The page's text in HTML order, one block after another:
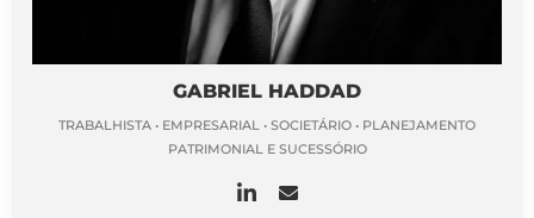
GABRIEL HADDAD
TRABALHISTA • EMPRESARIAL • SOCIETÁRIO • PLANEJAMENTO
PATRIMONIAL E SUCESSÓRIO